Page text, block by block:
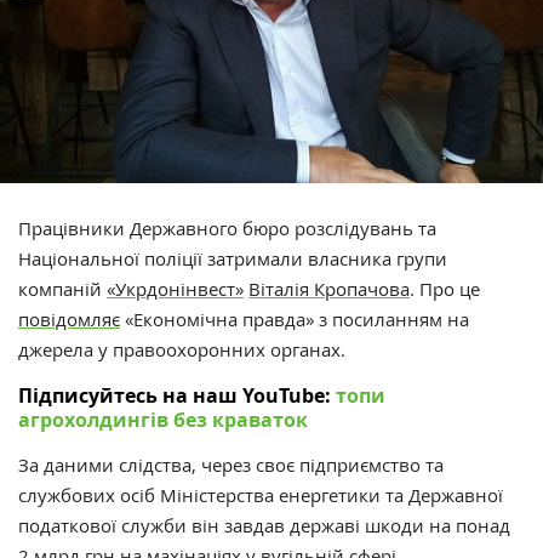
Працівники Державного бюро розслідувань та
Національної поліції затримали власника групи
компаній «Укрдонінвест» Віталія Кропачова. Про це
повідомляє «Економічна правда» з посиланням на
джерела у правоохоронних органах.
Підписуйтесь на наш YouTube: топи
агрохолдингів без краваток
За даними слідства, через своє підприємство та
службових осіб Міністерства енергетики та Державної
податкової служби він завдав державі шкоди на понад